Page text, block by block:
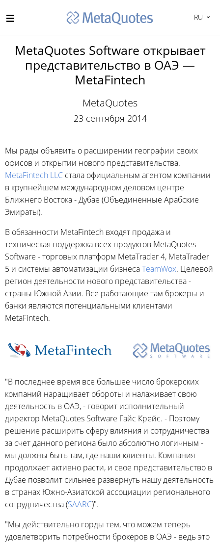
RU
MetaQuotes Software открывает
представительство в ОАЭ —
MetaFintech
MetaQuotes
23 сентября 2014
Мы рады объявить о расширении географии своих
офисов и открытии нового представительства.
MetaFintech LLC стала официальным агентом компании
в крупнейшем международном деловом центре
Ближнего Востока - Дубае (Объединенные Арабские
Эмираты).
В обязанности MetaFintech входят продажа и
техническая поддержка всех продуктов MetaQuotes
Software - торговых платформ MetaTrader 4, MetaTrader
5 и системы автоматизации бизнесаTeamWox. Целевой
регион деятельности нового представительства -
страны Южной Азии. Все работающие там брокеры и
банки являются потенциальными клиентами
MetaFintech.
"В последнее время все большее число брокерских
компаний наращивает обороты и налаживает свою
деятельность в ОАЭ, - говорит исполнительный
директор MetaQuotes Software Гайс Крейс. - Поэтому
решение расширить сферу влияния и сотрудничества
за счет данного региона было абсолютно логичным -
мы должны быть там, где наши клиенты. Компания
продолжает активно расти, и свое представительство в
Дубае позволит сильнее развернуть нашу деятельность
в странах Южно-Азиатской ассоциации регионального
сотрудничества (SAARC)".
"Мы действительно горды тем, что можем теперь
удовлетворить потребности брокеров в ОАЭ - ведь это